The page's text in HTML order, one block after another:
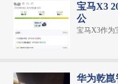
宝马X3
公
宝马X3作为
华为乾崑